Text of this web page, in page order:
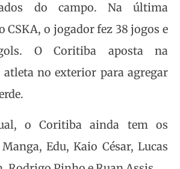
do campo. Na última
CSKA, o jogador fez 38 jogos e
O Coritiba aposta na
atleta no exterior para agregar
o Coritiba ainda tem os
Edu, Kaio César, Lucas